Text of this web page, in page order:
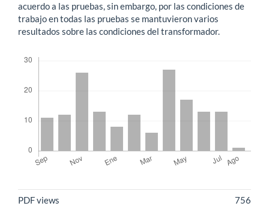
acuerdo a las pruebas, sin embargo, por las condiciones de
trabajo en todas las pruebas se mantuvieron varios
resultados sobre las condiciones del transformador.
PDF views 756